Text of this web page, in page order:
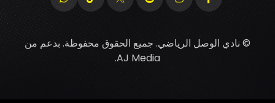
© نادي الوصل الرياضي. جميع الحقوق محفوظة. بدعم من
AJ Media
.